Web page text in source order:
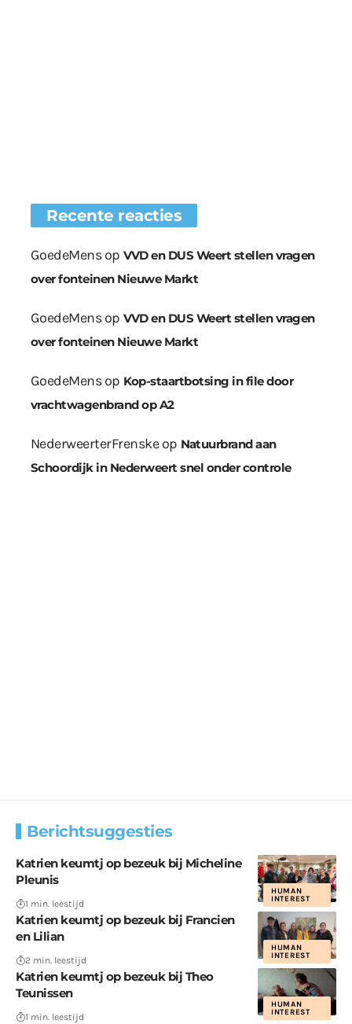
Recente reacties
GoedeMensop VVD en DUS Weert stellen vragen
over fonteinen Nieuwe Markt
GoedeMensop VVD en DUS Weert stellen vragen
over fonteinen Nieuwe Markt
GoedeMensop Kop-staartbotsing in file door
vrachtwagenbrand op A2
NederweerterFrenskeop Natuurbrand aan
Schoordijk in Nederweert snel onder controle
Berichtsuggesties
HUMAN
INTEREST
Katrien keumtj op bezeuk bij Micheline
Pleunis
1 min. leestijd
HUMAN
INTEREST
Katrien keumtj op bezeuk bij Francien
en Lilian
2 min. leestijd
HUMAN
INTEREST
Katrien keumtj op bezeuk bij Theo
Teunissen
1 min. leestijd